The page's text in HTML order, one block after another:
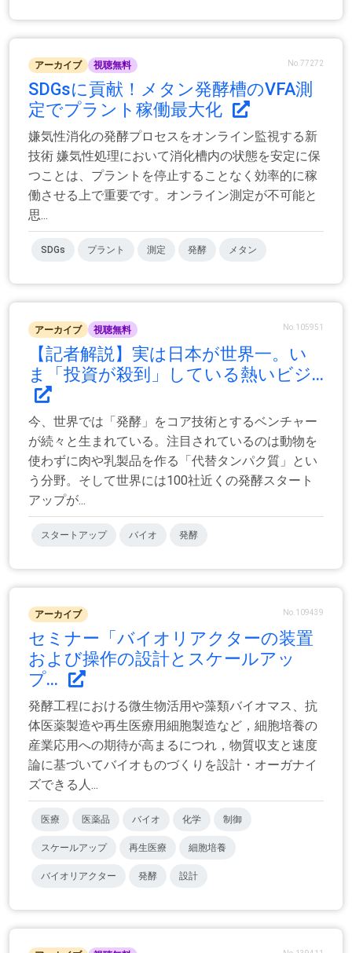
アーカイブ 視聴無料 No.77272
SDGsに貢献！メタン発酵槽のVFA測
定でプラント稼働最大化
嫌気性消化の発酵プロセスをオンライン監視する新
技術 嫌気性処理において消化槽内の状態を安定に保
つことは、プラントを停止することなく効率的に稼
働させる上で重要です。オンライン測定が不可能と
思...
SDGs プラント 測定 発酵 メタン
アーカイブ 視聴無料 No.105951
【記者解説】実は日本が世界一。い
ま「投資が殺到」している熱いビジ...
今、世界では「発酵」をコア技術とするベンチャー
が続々と生まれている。注目されているのは動物を
使わずに肉や乳製品を作る「代替タンパク質」とい
う分野。そして世界には100社近くの発酵スタート
アップが...
スタートアップ バイオ 発酵
アーカイブ No.109439
セミナー「バイオリアクターの装置
および操作の設計とスケールアッ
プ...
発酵工程における微生物活用や藻類バイオマス、抗
体医薬製造や再生医療用細胞製造など，細胞培養の
産業応用への期待が高まるにつれ，物質収支と速度
論に基づいてバイオものづくりを設計・オーガナイ
ズできる人...
医療 医薬品 バイオ 化学 制御
スケールアップ 再生医療 細胞培養
バイオリアクター 発酵 設計